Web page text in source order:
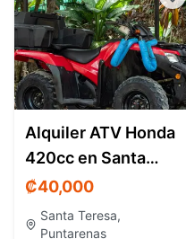
Alquiler ATV Honda
420cc en Santa
Teresa |
Cuadraciclo con
surf rack
₡40,000
Santa Teresa,
Puntarenas